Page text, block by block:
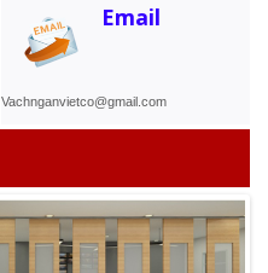
Email
Vachnganvietco@gmail.com